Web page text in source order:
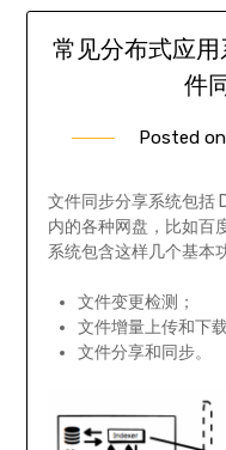
常见分布式应
件
Posted on
文件同步分享系统包括
内的各种网盘，比如百
系统包含这样几个基本
文件变更检测；
文件增量上传和下载
文件分享和同步。